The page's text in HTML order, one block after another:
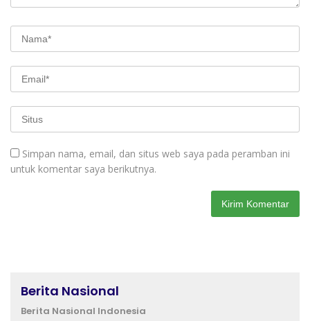
Simpan nama, email, dan situs web saya pada peramban ini
untuk komentar saya berikutnya.
Berita Nasional
Berita Nasional Indonesia